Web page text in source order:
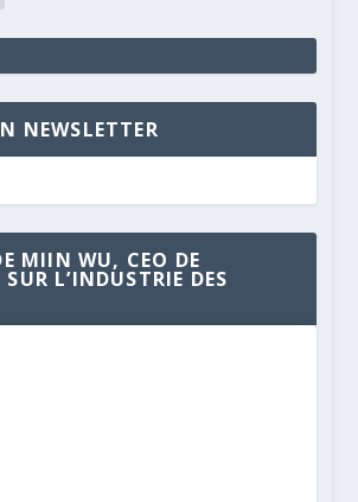
NEWSLETTER
MIIN WU, CEO DE
L’INDUSTRIE DES